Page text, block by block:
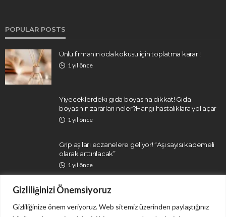
Gizliliğinizi Önemsiyoruz
Gizliliğinize önem veriyoruz. Web sitemiz üzerinden paylaştığınız
POPULAR POSTS
Ünlü firmanın oda kokusu için toplatma kararı!
1 yıl önce
Yiyeceklerdeki gıda boyasına dikkat! Gıda
boyasının zararları neler?Hangi hastalıklara yol açar
1 yıl önce
Grip aşıları eczanelere geliyor! “Aşı sayısı kademeli
olarak arttırılacak”
1 yıl önce